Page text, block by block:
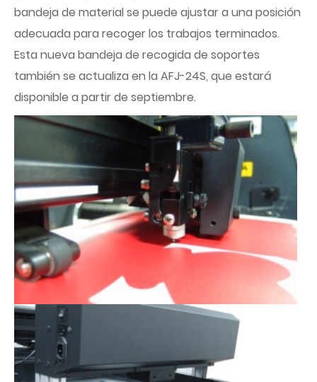
bandeja de material se puede ajustar a una posición
adecuada para recoger los trabajos terminados.
Esta nueva bandeja de recogida de soportes
también se actualiza en la AFJ-24S, que estará
disponible a partir de septiembre.